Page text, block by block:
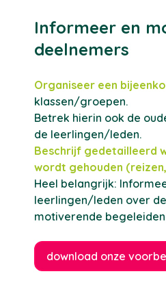
Informeer en
deelnemers
Organiseer een
klassen/groepen.
Betrek hierin ook de
de leerlingen/leden.
Beschrijf gedetailleerd
wordt gehouden
Heel belangrijk:
leerlingen/leden over
motiverende
download onze